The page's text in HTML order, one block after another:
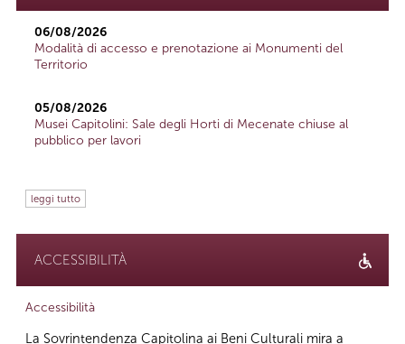
06/08/2026
Modalità di accesso e prenotazione ai Monumenti del
Territorio
05/08/2026
Musei Capitolini: Sale degli Horti di Mecenate chiuse al
pubblico per lavori
leggi tutto
ACCESSIBILITÀ
Accessibilità
La Sovrintendenza Capitolina ai Beni Culturali mira a